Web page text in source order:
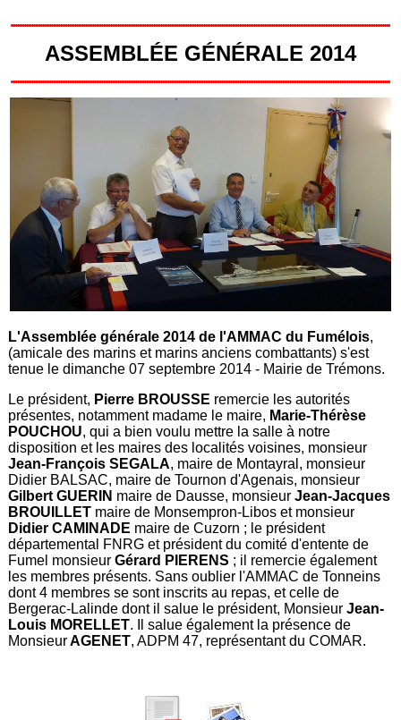
ASSEMBLÉE GÉNÉRALE 2014
L'Assemblée générale 2014 de l'AMMAC du Fumélois,
(amicale des marins et marins anciens combattants) s'est
tenue le dimanche 07 septembre 2014 - Mairie de Trémons.
Le président, Pierre BROUSSE remercie les autorités
présentes, notamment madame le maire, Marie-Thérèse
POUCHOU, qui a bien voulu mettre la salle à notre
disposition et les maires des localités voisines, monsieur
Jean-François SEGALA, maire de Montayral, monsieur
Didier BALSAC, maire de Tournon d'Agenais, monsieur
Gilbert GUERIN maire de Dausse, monsieurJean-Jacques
BROUILLET maire de Monsempron-Libos et monsieur
Didier CAMINADE maire de Cuzorn ; le président
départemental FNRG et président du comité d'entente de
Fumel monsieurGérard PIERENS ; il remercie également
les membres présents. Sans oublier l'AMMAC de Tonneins
dont 4 membres se sont inscrits au repas, et celle de
Bergerac-Lalinde dont il salue le président, MonsieurJean-
Louis MORELLET. Il salue également la présence de
MonsieurAGENET, ADPM 47, représentant du COMAR.